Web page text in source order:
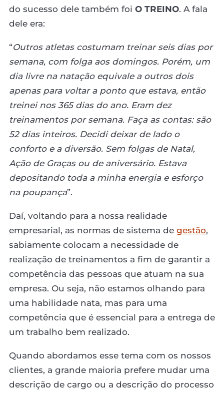
do sucesso dele também foi O TREINO. A fala
dele era:
“Outros atletas costumam treinar seis dias por
semana, com folga aos domingos. Porém, um
dia livre na natação equivale a outros dois
apenas para voltar a ponto que estava, então
treinei nos 365 dias do ano. Eram dez
treinamentos por semana. Faça as contas: são
52 dias inteiros. Decidi deixar de lado o
conforto e a diversão. Sem folgas de Natal,
Ação de Graças ou de aniversário. Estava
depositando toda a minha energia e esforço
na poupança”.
Daí, voltando para a nossa realidade
empresarial, as normas de sistema de gestão,
sabiamente colocam a necessidade de
realização de treinamentos a fim de garantir a
competência das pessoas que atuam na sua
empresa. Ou seja, não estamos olhando para
uma habilidade nata, mas para uma
competência que é essencial para a entrega de
um trabalho bem realizado.
Quando abordamos esse tema com os nossos
clientes, a grande maioria prefere mudar uma
descrição de cargo ou a descrição do processo